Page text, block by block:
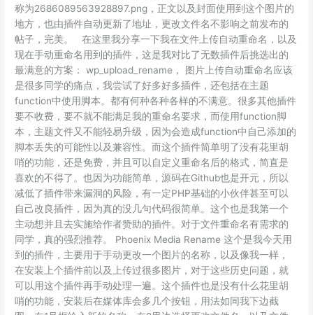
称为2686089563928897.png，正文以及封面使用到这个图片的
地方，也由插件自动更新了地址，更改文件名不影响之前发布的
帖子，完美。 在这里我分享一下我在文件上传自动重命名，以及
现在手动重命名用到的插件，这是我对比了无数插件后挑选出的
最满意的方案： wp_upload_rename， 图片上传自动重命名应该
是很多同学的痛点，我尝试了好多好多插件，还包括在主题
function中使用脚本。都有何种各种各样的不满意。很多其他插件
要不收费，要不就不能满足我的重命名要求，而使用function脚
本，主题文件又不能轻易升级，因为会造成function中自己添加的
脚本丢失的可能性以及兼容性。而这个插件简单明了没有花里胡
哨的功能，还是免费，并且可以自定义重命名后的格式，简直是
喜欢的不得了。也因为功能简单，源码在Github也是开元，所以
减低了插件带来漏洞的风险，有一定PHP基础的小伙伴甚至可以
自己改良插件，因为真的没几句代码很简单。这个也是我第一个
主动想并且去实施给作者赞助的插件。对于文件重命名有需求的
同学，真的强烈推荐。 Phoenix Media Rename 这个是我今天用
到的插件，主要用于手动更改一个图片的名称，以及像我一样，
在安装上个插件前以及上传过很多图片，对于这些历史问题，就
可以用这个插件再手动处理一遍。这个插件也是没有什么花里胡
哨的功能，安装后在媒体库会多几个按钮，用法如同我下边截